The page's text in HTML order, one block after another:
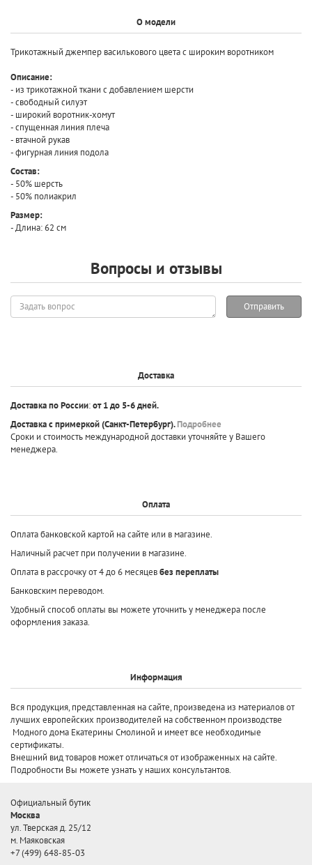
О модели
Трикотажный джемпер василькового цвета с широким воротником
Описание:
- из трикотажной ткани с добавлением шерсти
- свободный силуэт
- широкий воротник-хомут
- спущенная линия плеча
- втачной рукав
- фигурная линия подола
Состав:
- 50% шерсть
- 50% полиакрил
Размер:
- Длина: 62 см
Вопросы и отзывы
Задать
вопрос
Отправить
Доставка
Доставка по России:от 1 до 5-6 дней.
Доставка с примеркой(Санкт-Петербург).Подробнее
Сроки и стоимость международной доставки уточняйте у Вашего
менеджера.
Оплата
Оплата банковской картой на сайте или в магазине.
Наличный расчет при получении в магазине.
Оплата в рассрочку от 4 до 6 месяцевбез переплаты
Банковским переводом.
Удобный способ оплаты вы можете уточнить у менеджера после
оформления заказа.
Информация
Вся продукция, представленная на сайте, произведена из материалов от
лучших европейских производителей на собственном производстве
Модного дома Екатерины Смолиной и имеет все необходимые
сертификаты.
Внешний вид товаров может отличаться от изображенных на сайте.
Подробности Вы можете узнать у наших консультантов.
Официальный бутик
Москва
ул. Тверская д. 25/12
м. Маяковская
+7 (499) 648-85-03